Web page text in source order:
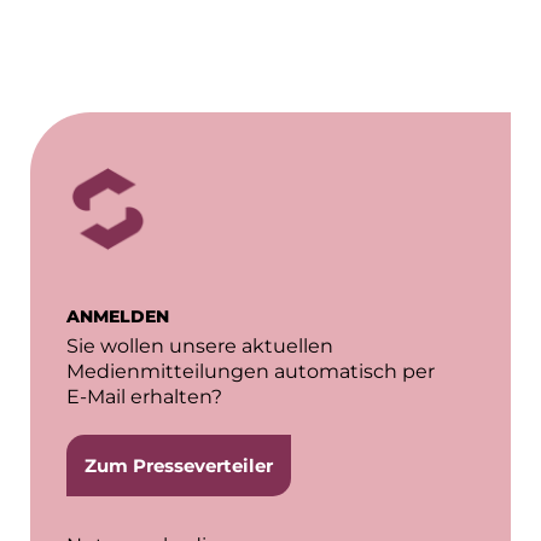
ANMELDEN
Sie wollen unsere aktuellen
Medienmitteilungen automatisch per
E-Mail erhalten?
Zum Presseverteiler